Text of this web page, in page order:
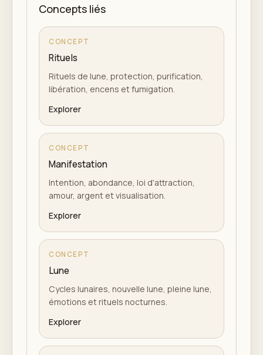
Concepts liés
CONCEPT
Rituels
Rituels de lune, protection, purification,
libération, encens et fumigation.
Explorer
CONCEPT
Manifestation
Intention, abondance, loi d'attraction,
amour, argent et visualisation.
Explorer
CONCEPT
Lune
Cycles lunaires, nouvelle lune, pleine lune,
émotions et rituels nocturnes.
Explorer